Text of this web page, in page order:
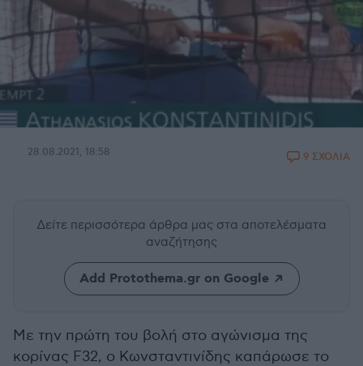
28.08.2021, 18:58 9 ΣΧΟΛΙΑ
Δείτε περισσότερα άρθρα μας στα αποτελέσματα
αναζήτησης
Add Protothema.gr on Google
Με την πρώτη του βολή στο αγώνισμα της
κορίνας F32, o Κωνσταντινίδης καπάρωσε το